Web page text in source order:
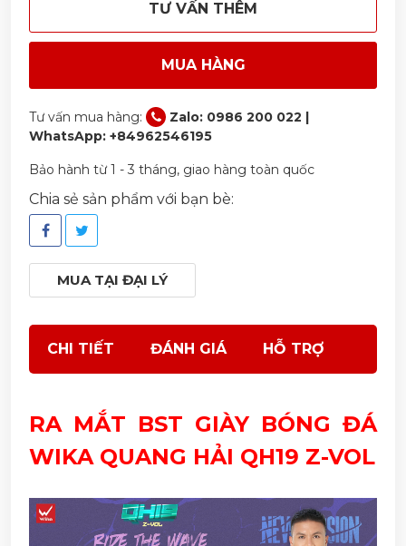
TƯ VẤN THÊM
MUA HÀNG
Tư vấn mua hàng:
Zalo: 0986 200 022 |
WhatsApp: +84962546195
Bảo hành từ 1 - 3 tháng, giao hàng toàn quốc
Chia sẻ sản phẩm với bạn bè:
MUA TẠI ĐẠI LÝ
CHI TIẾT ĐÁNH GIÁ HỖ TRỢ
RA MẮT BST GIÀY BÓNG ĐÁ
WIKA QUANG HẢI QH19 Z-VOL